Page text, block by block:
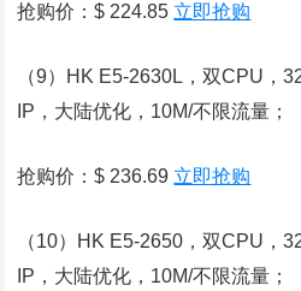
抢购价：$ 224.85 立即抢购
（9）HK E5-2630L，双CPU，
IP，大陆优化，10M/不限流量；
抢购价：$ 236.69 立即抢购
（10）HK E5-2650，双CPU，
IP，大陆优化，10M/不限流量；